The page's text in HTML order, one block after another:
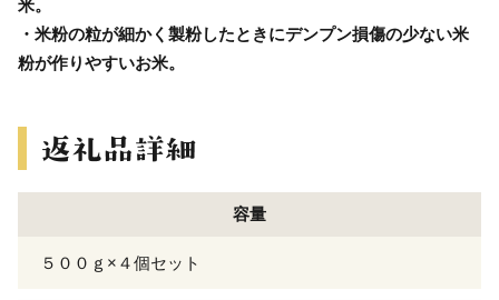
米。
・米粉の粒が細かく製粉したときにデンプン損傷の少ない米
粉が作りやすいお米。
容量
５００ｇ×４個セット